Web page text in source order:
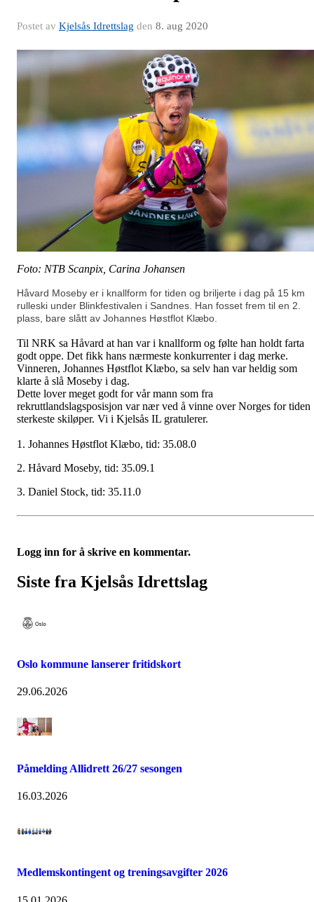
Postet av Kjelsås Idrettslag den 8. aug 2020
Foto: NTB Scanpix, Carina Johansen
Håvard Moseby er i knallform for tiden og briljerte i dag på 15 km
rulleski under Blinkfestivalen i Sandnes. Han fosset frem til en 2.
plass, bare slått av Johannes Høstflot Klæbo.
Til NRK sa Håvard at han var i knallform og følte han holdt farta
godt oppe. Det fikk hans nærmeste konkurrenter i dag merke.
Vinneren, Johannes Høstflot Klæbo, sa selv han var heldig som
klarte å slå Moseby i dag.
Dette lover meget godt for vår mann som fra
rekruttlandslagsposisjon var nær ved å vinne over Norges for tiden
sterkeste skiløper. Vi i Kjelsås IL gratulerer.
1. Johannes Høstflot Klæbo, tid: 35.08.0
2. Håvard Moseby, tid: 35.09.1
3. Daniel Stock, tid: 35.11.0
Logg inn for å skrive en kommentar.
Siste fra Kjelsås Idrettslag
Oslo kommune lanserer fritidskort
29.06.2026
Påmelding Allidrett 26/27 sesongen
16.03.2026
Medlemskontingent og treningsavgifter 2026